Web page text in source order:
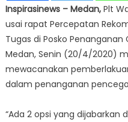
Inspirasinews – Medan, Plt
usai rapat Percepatan
Tugas di Posko
Medan, Senin (20/4/2020)
mewacanakan
dalam penanganan
“Ada 2 opsi yang dijabarkan